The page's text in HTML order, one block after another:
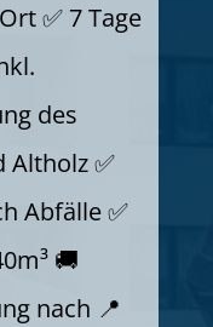
✅ 7 Tage
des
Altholz ✅
Abfälle ✅
🚚
nach 📍